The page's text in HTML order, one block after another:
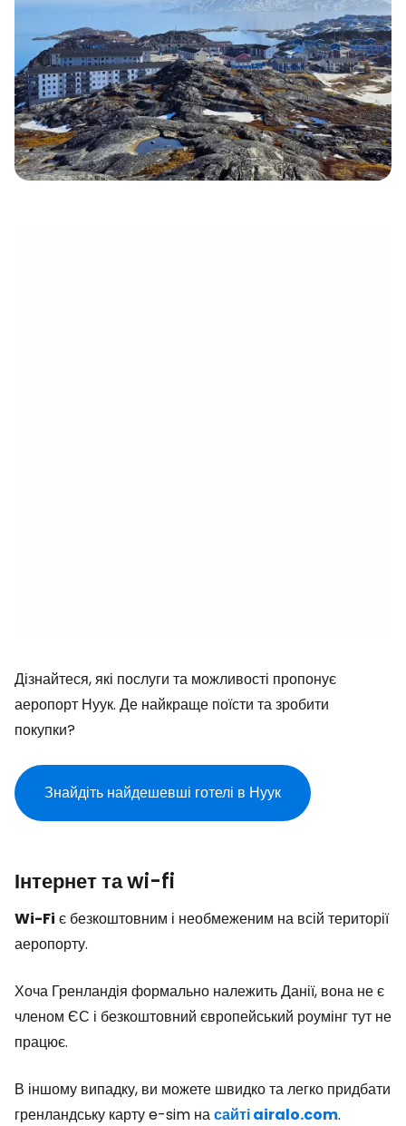
Дізнайтеся, які послуги та можливості пропонує
аеропорт Нуук. Де найкраще поїсти та зробити
покупки?
Знайдіть найдешевші готелі в Нуук
Інтернет та wi-fi
Wi-Fi є безкоштовним і необмеженим на всій території
аеропорту.
Хоча Гренландія формально належить Данії, вона не є
членом ЄС і безкоштовний європейський роумінг тут не
працює.
В іншому випадку, ви можете швидко та легко придбати
гренландську карту e-sim насайті airalo.com.